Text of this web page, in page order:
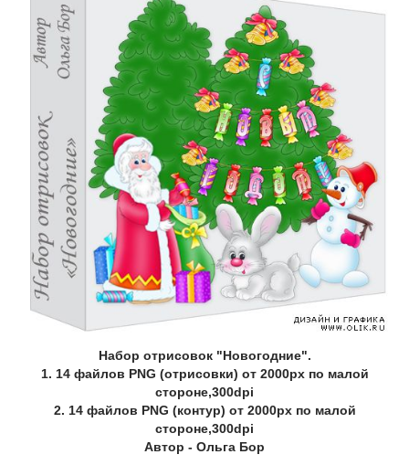
Набор отрисовок "Новогодние".
1. 14 файлов PNG (отрисовки) от 2000px по малой
стороне,300dpi
2. 14 файлов PNG (контур) от 2000px по малой
стороне,300dpi
Автор - Ольга Бор